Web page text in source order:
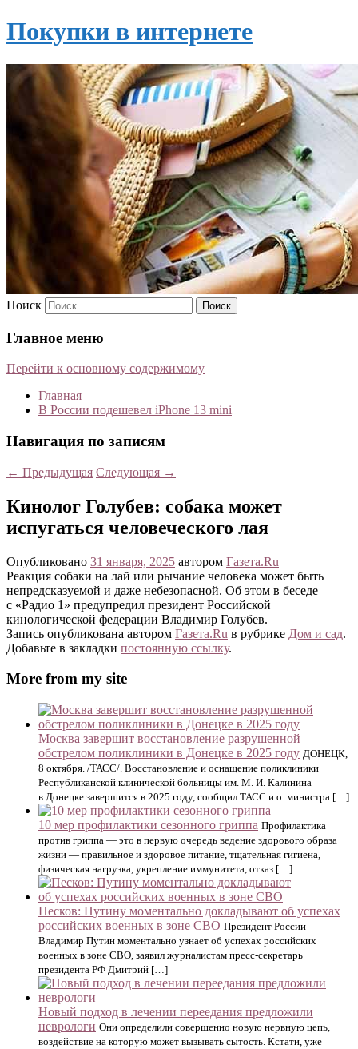
Покупки в интернете
Поиск
Главное меню
Перейти к основному содержимому
Главная
В России подешевел iPhone 13 mini
Навигация по записям
← Предыдущая Следующая →
Кинолог Голубев: собака может
испугаться человеческого лая
Опубликовано 31 января, 2025 автором Газета.Ru
Реакция собаки на лай или рычание человека может быть
непредсказуемой и даже небезопасной. Об этом в беседе
с «Радио 1» предупредил президент Российской
кинологической федерации Владимир Голубев.
Запись опубликована автором Газета.Ru в рубрике Дом и сад.
Добавьте в закладки постоянную ссылку.
More from my site
Москва завершит восстановление разрушенной
обстрелом поликлиники в Донецке в 2025 году ДОНЕЦК,
8 октября. /ТАСС/. Восстановление и оснащение поликлиники
Республиканской клинической больницы им. М. И. Калинина
в Донецке завершится в 2025 году, сообщил ТАСС и.о. министра […]
10 мер профилактики сезонного гриппа Профилактика
против гриппа — это в первую очередь ведение здорового образа
жизни — правильное и здоровое питание, тщательная гигиена,
физическая нагрузка, укрепление иммунитета, отказ […]
Песков: Путину моментально докладывают об успехах
российских военных в зоне СВО Президент России
Владимир Путин моментально узнает об успехах российских
военных в зоне СВО, заявил журналистам пресс-секретарь
президента РФ Дмитрий […]
Новый подход в лечении переедания предложили
неврологи Они определили совершенно новую нервную цепь,
воздействие на которую может вызывать сытость. Кстати, уже